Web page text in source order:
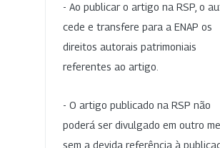
- Ao publicar o artigo na RSP, o
cede e transfere para a ENAP os
direitos autorais patrimoniais
referentes ao artigo.
- O artigo publicado na RSP não
poderá ser divulgado em outro
sem a devida referência à